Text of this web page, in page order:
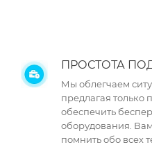
ПРОСТОТА
Мы облегчаем
предлагая
обеспечить
оборудования.
помнить обо всех